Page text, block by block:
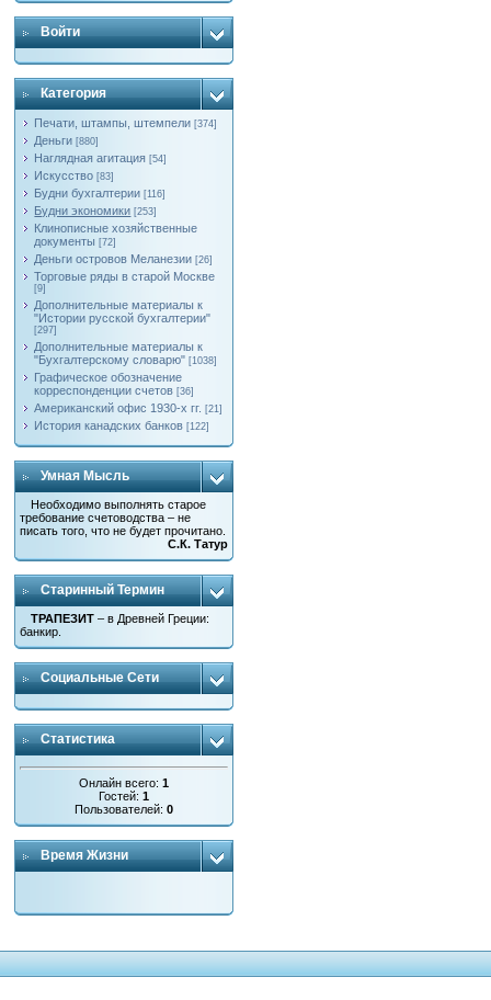
Войти
Категория
Печати, штампы, штемпели [374]
Деньги [880]
Наглядная агитация [54]
Искусство [83]
Будни бухгалтерии [116]
Будни экономики [253]
Клинописные хозяйственные
документы [72]
Деньги островов Меланезии [26]
Торговые ряды в старой Москве
[9]
Дополнительные материалы к
"Истории русской бухгалтерии"
[297]
Дополнительные материалы к
"Бухгалтерскому словарю" [1038]
Графическое обозначение
корреспонденции счетов [36]
Американский офис 1930-х гг. [21]
История канадских банков [122]
Умная Мысль
Необходимо выполнять старое
требование счетоводства – не
писать того, что не будет прочитано.
С.К. Татур
Старинный Термин
ТРАПЕЗИТ – в Древней Греции:
банкир.
Социальные Сети
Статистика
Онлайн всего:1
Гостей:1
Пользователей:0
Время Жизни